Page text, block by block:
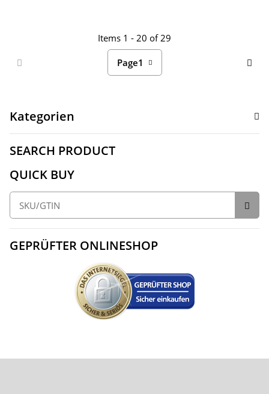
Items 1 - 20 of 29
Page1
Kategorien
SEARCH PRODUCT
QUICK BUY
GEPRÜFTER ONLINESHOP